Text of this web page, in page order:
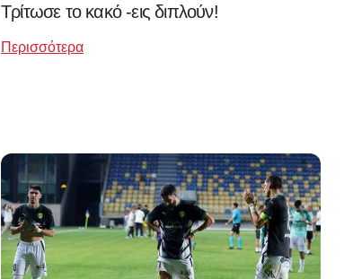
Τρίτωσε το κακό -εις διπλούν!
Περισσότερα